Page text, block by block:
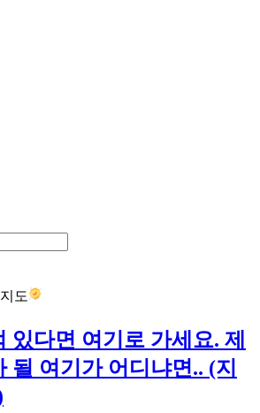
도
있다면 여기로 가세요. 제
될 여기가 어디냐면.. (지